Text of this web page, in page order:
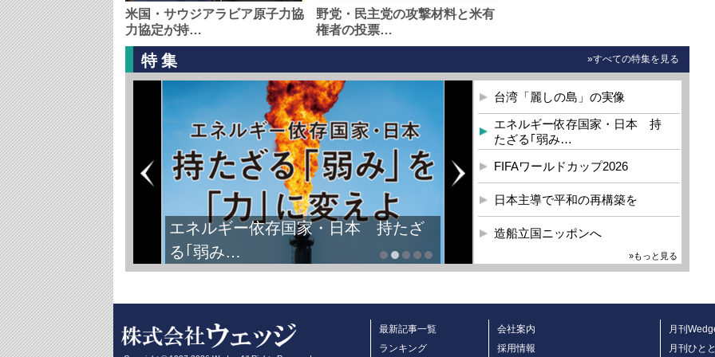
米国・サウジアラビア原子力協
力協定が持…
野党・民主党の攻撃材料と米有
権者の投票…
特集 »すべての特集を見る
エネルギー依存国家・日本 持たざ
る｢弱み…
台湾「麗しの島」の実像
エネルギー依存国家・日本 持
たざる｢弱み…
FIFAワールドカップ2026
日本主導で平和の再構築を
造船立国ニッポンへ
»もっと見る
最新記事一覧
ランキング
会社案内
採用情報
月刊
月刊ひと